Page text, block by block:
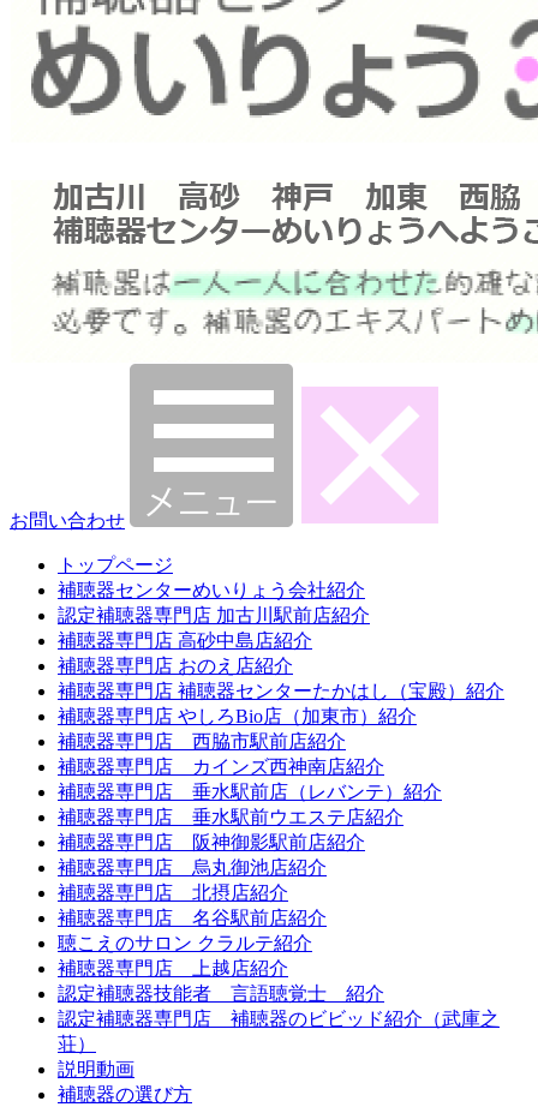
お問い合わせ
トップページ
補聴器センターめいりょう会社紹介
認定補聴器専門店 加古川駅前店紹介
補聴器専門店 高砂中島店紹介
補聴器専門店 おのえ店紹介
補聴器専門店 補聴器センターたかはし（宝殿）紹介
補聴器専門店 やしろBio店（加東市）紹介
補聴器専門店 西脇市駅前店紹介
補聴器専門店 カインズ西神南店紹介
補聴器専門店 垂水駅前店（レバンテ）紹介
補聴器専門店 垂水駅前ウエステ店紹介
補聴器専門店 阪神御影駅前店紹介
補聴器専門店 烏丸御池店紹介
補聴器専門店 北摂店紹介
補聴器専門店 名谷駅前店紹介
聴こえのサロン クラルテ紹介
補聴器専門店 上越店紹介
認定補聴器技能者 言語聴覚士 紹介
認定補聴器専門店 補聴器のビビッド紹介（武庫之
荘）
説明動画
補聴器の選び方